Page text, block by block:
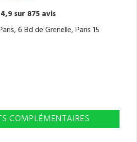
4,9 sur 875 avis
6 Bd de Grenelle, Paris 15
INTENSIVE GEL MOUSSANT
flacon 500 ml
COMPLÉMENTAIRES